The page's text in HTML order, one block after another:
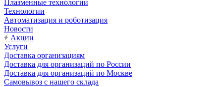
Плазменные технологии
Технологии
Автоматизация и роботизация
Новости
Акции
Услуги
Доставка организациям
Доставка для организаций по России
Доставка для организаций по Москве
Самовывоз с нашего склада